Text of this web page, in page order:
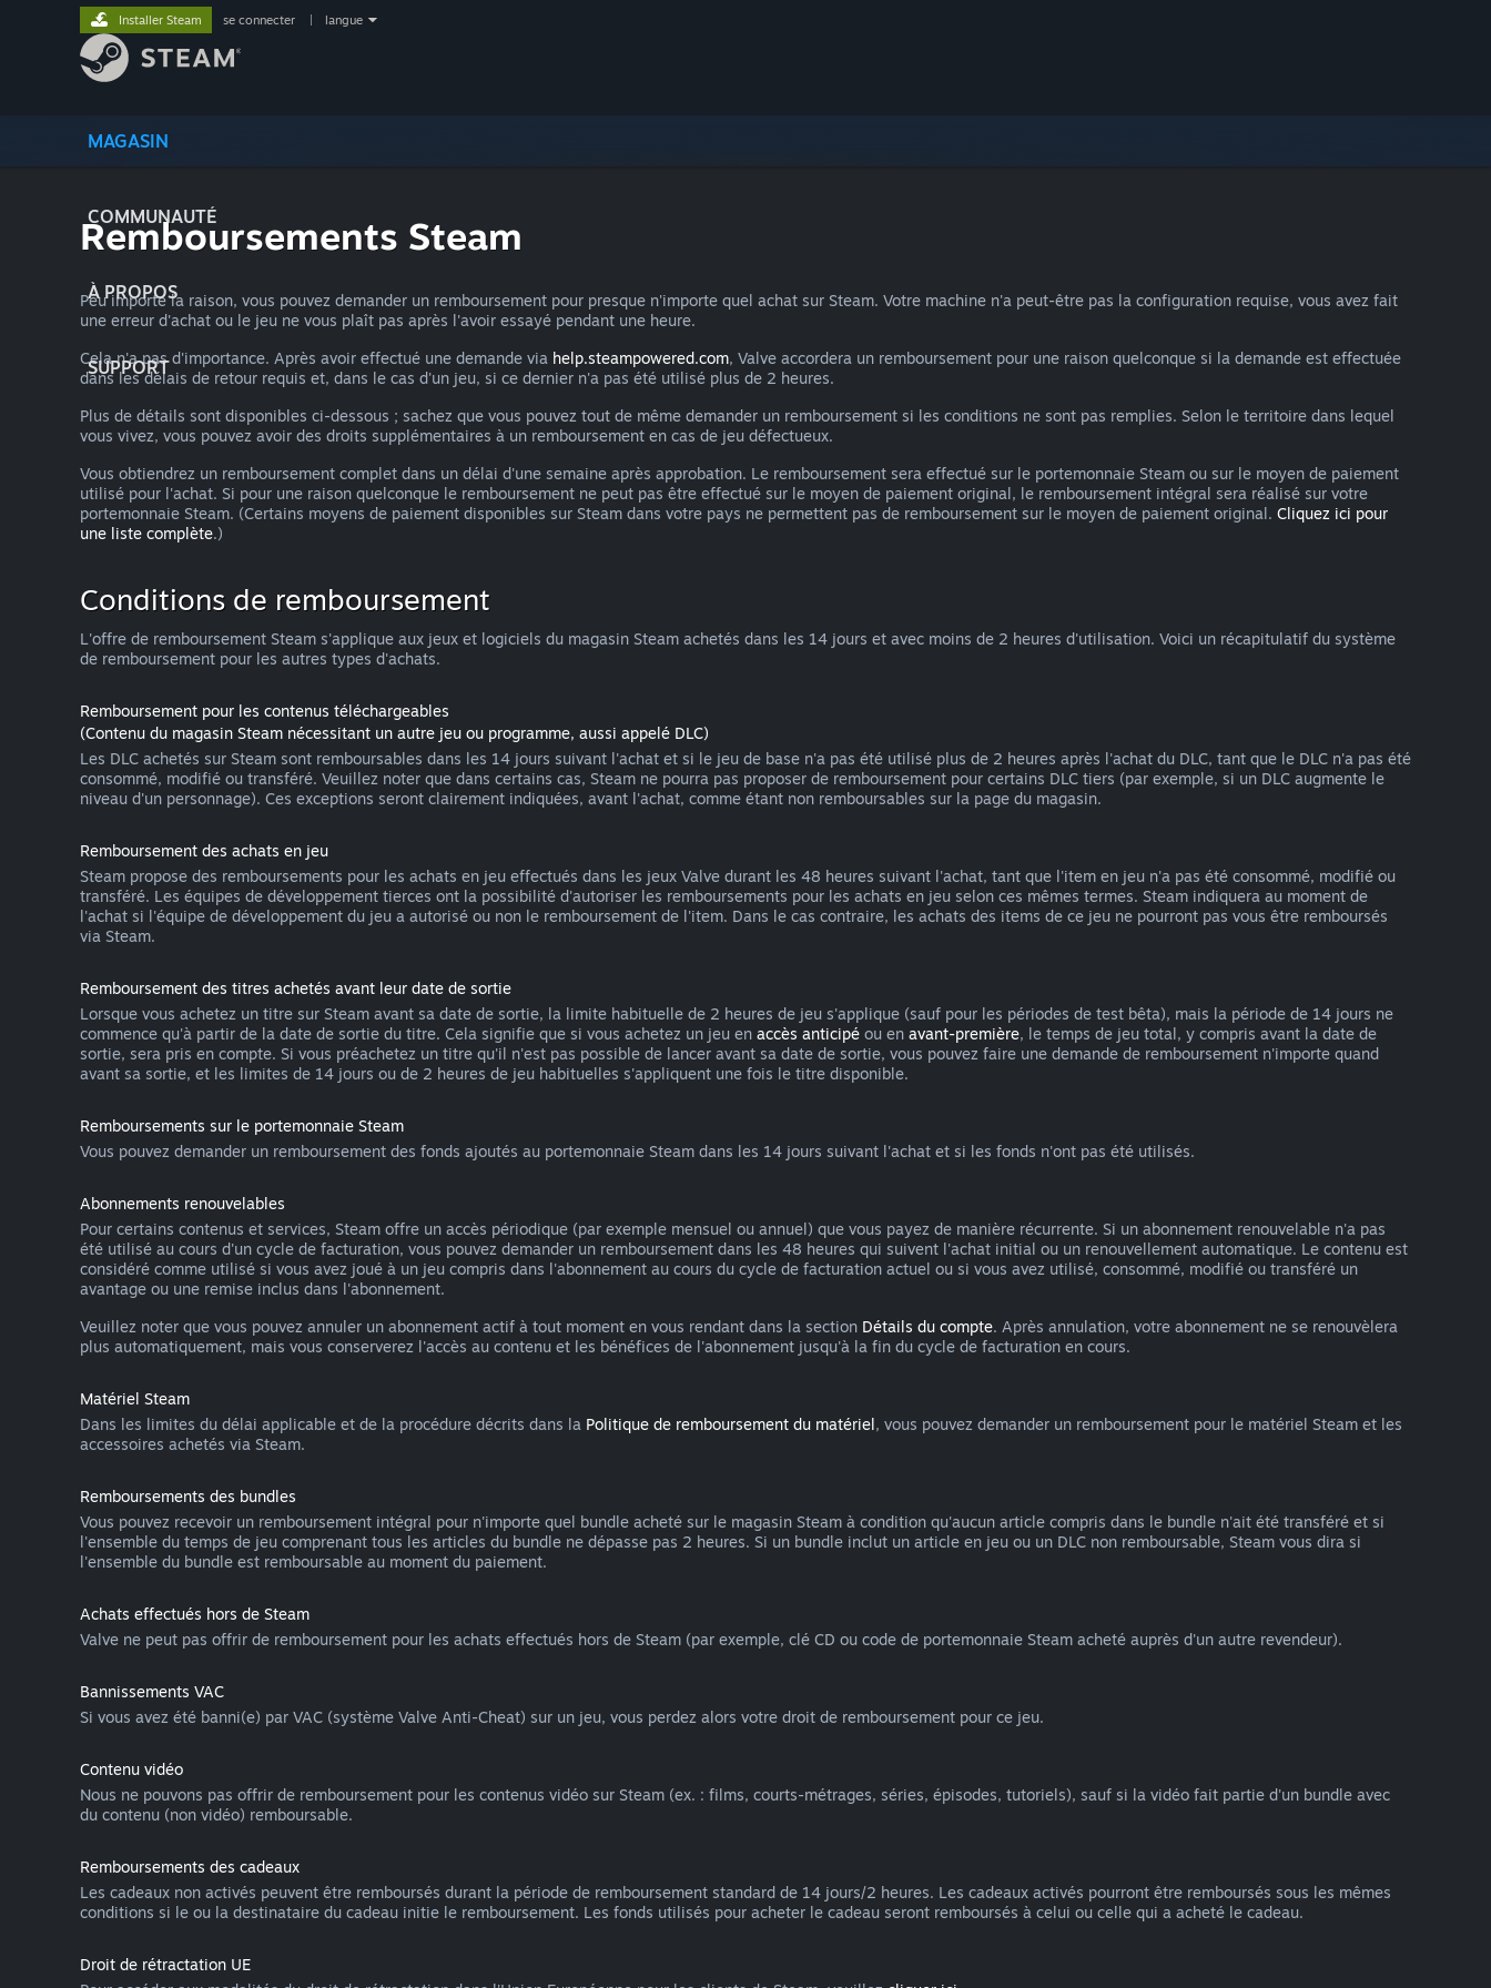
MAGASIN
COMMUNAUTÉ
À PROPOS
SUPPORT
Installer Steam se connecter langue
Remboursements Steam
Peu importe la raison, vous pouvez demander un remboursement pour presque n'importe quel achat sur Steam. Votre machine n'a peut-être pas la configuration requise, vous avez fait
une erreur d'achat ou le jeu ne vous plaît pas après l'avoir essayé pendant une heure.
Cela n'a pas d'importance. Après avoir effectué une demande via help.steampowered.com, Valve accordera un remboursement pour une raison quelconque si la demande est effectuée
dans les délais de retour requis et, dans le cas d'un jeu, si ce dernier n'a pas été utilisé plus de 2 heures.
Plus de détails sont disponibles ci-dessous ; sachez que vous pouvez tout de même demander un remboursement si les conditions ne sont pas remplies. Selon le territoire dans lequel
vous vivez, vous pouvez avoir des droits supplémentaires à un remboursement en cas de jeu défectueux.
Vous obtiendrez un remboursement complet dans un délai d'une semaine après approbation. Le remboursement sera effectué sur le portemonnaie Steam ou sur le moyen de paiement
utilisé pour l'achat. Si pour une raison quelconque le remboursement ne peut pas être effectué sur le moyen de paiement original, le remboursement intégral sera réalisé sur votre
portemonnaie Steam. (Certains moyens de paiement disponibles sur Steam dans votre pays ne permettent pas de remboursement sur le moyen de paiement original. Cliquez ici pour
une liste complète.)
Conditions de remboursement
L'offre de remboursement Steam s'applique aux jeux et logiciels du magasin Steam achetés dans les 14 jours et avec moins de 2 heures d'utilisation. Voici un récapitulatif du système
de remboursement pour les autres types d'achats.
Remboursement pour les contenus téléchargeables
(Contenu du magasin Steam nécessitant un autre jeu ou programme, aussi appelé DLC)
Les DLC achetés sur Steam sont remboursables dans les 14 jours suivant l'achat et si le jeu de base n'a pas été utilisé plus de 2 heures après l'achat du DLC, tant que le DLC n'a pas été
consommé, modifié ou transféré. Veuillez noter que dans certains cas, Steam ne pourra pas proposer de remboursement pour certains DLC tiers (par exemple, si un DLC augmente le
niveau d'un personnage). Ces exceptions seront clairement indiquées, avant l'achat, comme étant non remboursables sur la page du magasin.
Remboursement des achats en jeu
Steam propose des remboursements pour les achats en jeu effectués dans les jeux Valve durant les 48 heures suivant l'achat, tant que l'item en jeu n'a pas été consommé, modifié ou
transféré. Les équipes de développement tierces ont la possibilité d'autoriser les remboursements pour les achats en jeu selon ces mêmes termes. Steam indiquera au moment de
l'achat si l'équipe de développement du jeu a autorisé ou non le remboursement de l'item. Dans le cas contraire, les achats des items de ce jeu ne pourront pas vous être remboursés
via Steam.
Remboursement des titres achetés avant leur date de sortie
Lorsque vous achetez un titre sur Steam avant sa date de sortie, la limite habituelle de 2 heures de jeu s'applique (sauf pour les périodes de test bêta), mais la période de 14 jours ne
commence qu'à partir de la date de sortie du titre. Cela signifie que si vous achetez un jeu en accès anticipé ou en avant-première, le temps de jeu total, y compris avant la date de
sortie, sera pris en compte. Si vous préachetez un titre qu'il n'est pas possible de lancer avant sa date de sortie, vous pouvez faire une demande de remboursement n'importe quand
avant sa sortie, et les limites de 14 jours ou de 2 heures de jeu habituelles s'appliquent une fois le titre disponible.
Remboursements sur le portemonnaie Steam
Vous pouvez demander un remboursement des fonds ajoutés au portemonnaie Steam dans les 14 jours suivant l'achat et si les fonds n'ont pas été utilisés.
Abonnements renouvelables
Pour certains contenus et services, Steam offre un accès périodique (par exemple mensuel ou annuel) que vous payez de manière récurrente. Si un abonnement renouvelable n'a pas
été utilisé au cours d'un cycle de facturation, vous pouvez demander un remboursement dans les 48 heures qui suivent l'achat initial ou un renouvellement automatique. Le contenu est
considéré comme utilisé si vous avez joué à un jeu compris dans l'abonnement au cours du cycle de facturation actuel ou si vous avez utilisé, consommé, modifié ou transféré un
avantage ou une remise inclus dans l'abonnement.
Veuillez noter que vous pouvez annuler un abonnement actif à tout moment en vous rendant dans la section Détails du compte. Après annulation, votre abonnement ne se renouvèlera
plus automatiquement, mais vous conserverez l'accès au contenu et les bénéfices de l'abonnement jusqu'à la fin du cycle de facturation en cours.
Matériel Steam
Dans les limites du délai applicable et de la procédure décrits dans la Politique de remboursement du matériel, vous pouvez demander un remboursement pour le matériel Steam et les
accessoires achetés via Steam.
Remboursements des bundles
Vous pouvez recevoir un remboursement intégral pour n'importe quel bundle acheté sur le magasin Steam à condition qu'aucun article compris dans le bundle n'ait été transféré et si
l'ensemble du temps de jeu comprenant tous les articles du bundle ne dépasse pas 2 heures. Si un bundle inclut un article en jeu ou un DLC non remboursable, Steam vous dira si
l'ensemble du bundle est remboursable au moment du paiement.
Achats effectués hors de Steam
Valve ne peut pas offrir de remboursement pour les achats effectués hors de Steam (par exemple, clé CD ou code de portemonnaie Steam acheté auprès d'un autre revendeur).
Bannissements VAC
Si vous avez été banni(e) par VAC (système Valve Anti-Cheat) sur un jeu, vous perdez alors votre droit de remboursement pour ce jeu.
Contenu vidéo
Nous ne pouvons pas offrir de remboursement pour les contenus vidéo sur Steam (ex. : films, courts-métrages, séries, épisodes, tutoriels), sauf si la vidéo fait partie d'un bundle avec
du contenu (non vidéo) remboursable.
Remboursements des cadeaux
Les cadeaux non activés peuvent être remboursés durant la période de remboursement standard de 14 jours/2 heures. Les cadeaux activés pourront être remboursés sous les mêmes
conditions si le ou la destinataire du cadeau initie le remboursement. Les fonds utilisés pour acheter le cadeau seront remboursés à celui ou celle qui a acheté le cadeau.
Droit de rétractation UE